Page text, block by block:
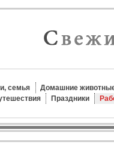
семья
Домашние
Праздники